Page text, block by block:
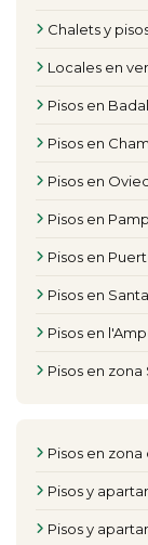
Chalets y
Locales en
Pisos en
Pisos en
Pisos en
Pisos en
Pisos en
Pisos en
Pisos en
Pisos en
Pisos en
Pisos y
Pisos y